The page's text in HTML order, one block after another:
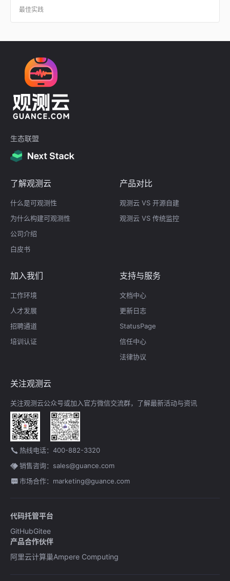
最佳实践
生态联盟
了解观测云
什么是可观测性
为什么构建可观测性
公司介绍
白皮书
产品对比
观测云 VS 开源自建
观测云 VS 传统监控
加入我们
工作环境
人才发展
招聘通道
培训认证
支持与服务
文档中心
更新日志
StatusPage
信任中心
法律协议
关注观测云
关注观测云公众号或加入官方微信交流群，了解最新活动与资讯
热线电话：400-882-3320
销售咨询：sales@guance.com
市场合作：marketing@guance.com
代码托管平台
GitHubGitee
产品合作伙伴
阿里云计算巢Ampere Computing